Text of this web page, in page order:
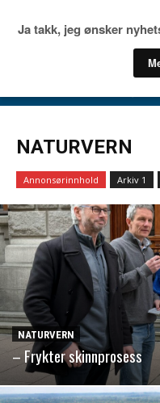
NATURVERN
Annonsørinnhold Arkiv 1
NATURVERN
– Frykter skinnprosess